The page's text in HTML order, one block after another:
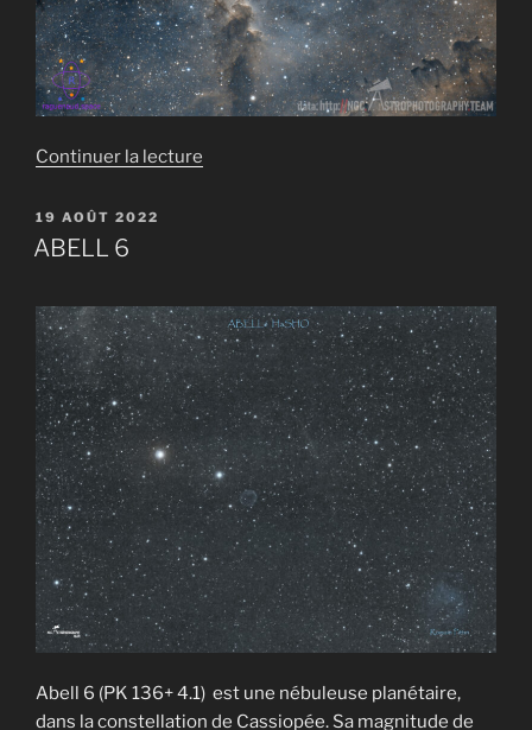
Continuer la lecture
PUBLIÉ
LE
19 AOÛT 2022
ABELL 6
Abell 6 (PK 136+ 4.1) est une nébuleuse planétaire,
dans la constellation de Cassiopée. Sa magnitude de